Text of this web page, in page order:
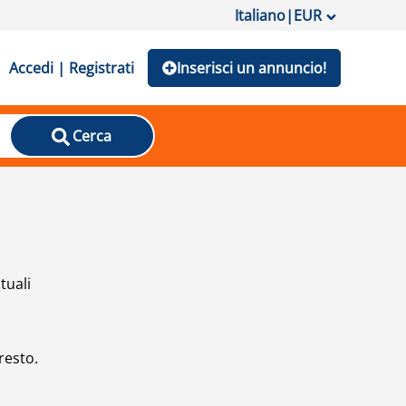
Italiano|EUR
Accedi | Registrati Inserisci un annuncio!
Cerca